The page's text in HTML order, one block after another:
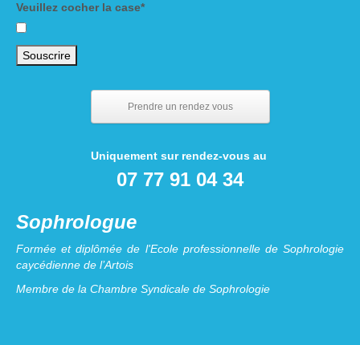
Veuillez cocher la case*
Prendre un rendez vous
Uniquement sur rendez-vous au
07 77 91 04 34
Sophrologue
Formée et diplômée de l'Ecole professionnelle de Sophrologie
caycédienne de l’Artois
Membre de la Chambre Syndicale de Sophrologie